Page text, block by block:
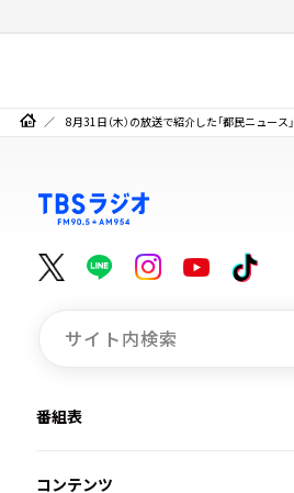
8月31日（木）の放送で紹介した「都民ニュース」
番組表
コンテンツ